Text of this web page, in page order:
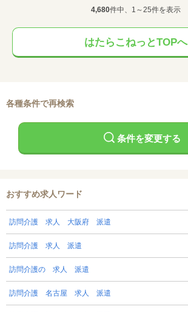
4,680件中、1～25件を表示
はたらこねっとTOPへ
各種条件で再検索
条件を変更する
おすすめ求人ワード
訪問介護 求人 大阪府 派遣
訪問介護 求人 派遣
訪問介護の 求人 派遣
訪問介護 名古屋 求人 派遣